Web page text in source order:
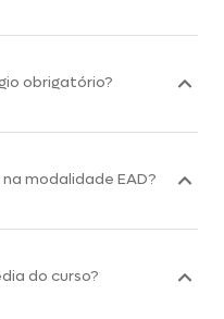
obrigatório?
modalidade EAD?
do curso?